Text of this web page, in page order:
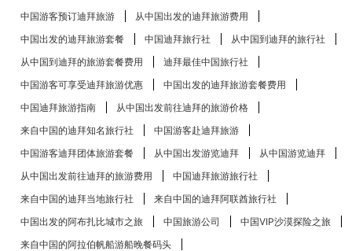
中国游客预订迪拜旅游
从中国出发的迪拜旅游费用
中国出发的迪拜旅游套餐
中国迪拜旅行社
从中国到迪拜的旅行社
从中国到迪拜的旅游套餐费用
迪拜最佳中国旅行社
中国游客可享受迪拜旅游优惠
中国出发的迪拜旅游套餐费用
中国迪拜旅游指南
从中国出发前往迪拜的旅游价格
来自中国的迪拜知名旅行社
中国游客赴迪拜旅游
中国游客迪拜团体旅游套餐
从中国出发游览迪拜
从中国游览迪拜
从中国出发前往迪拜的旅游费用
中国迪拜旅游旅行社
来自中国的迪拜当地旅行社
来自中国的迪拜阿联酋旅行社
中国出发的阿布扎比​​城市之旅
中国旅游公司
中国VIP沙漠探险之旅
来自中国的阿拉伯帆船游船晚餐码头